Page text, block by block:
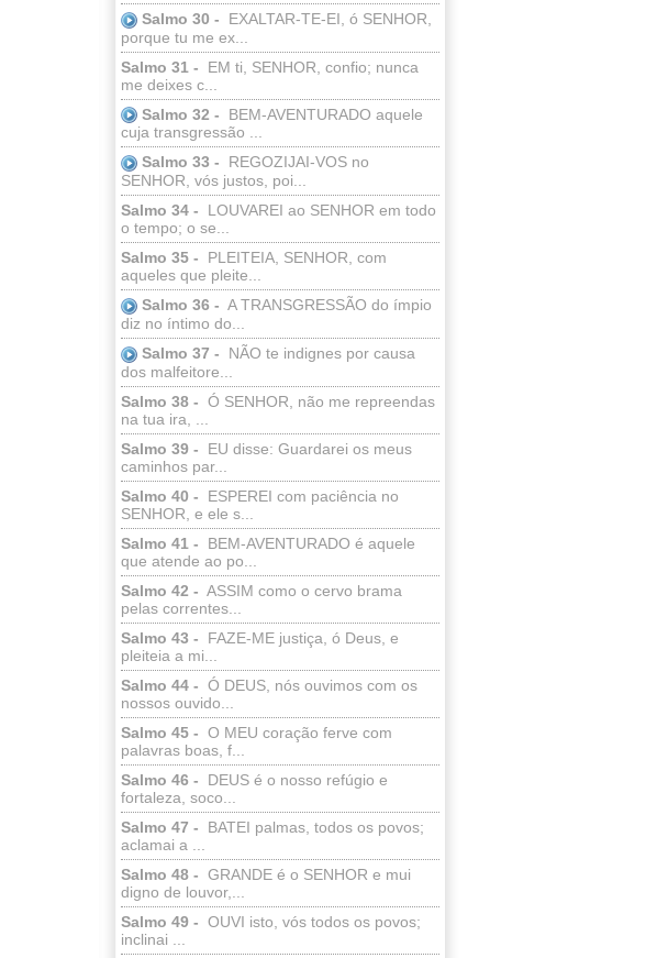
Salmo 30 -
EXALTAR-TE-EI, ó SENHOR,
porque tu me ex...
Salmo 31 -
EM ti, SENHOR, confio; nunca
me deixes c...
Salmo 32 -
BEM-AVENTURADO aquele
cuja transgressão ...
Salmo 33 -
REGOZIJAI-VOS no
SENHOR, vós justos, poi...
Salmo 34 -
LOUVAREI ao SENHOR em todo
o tempo; o se...
Salmo 35 -
PLEITEIA, SENHOR, com
aqueles que pleite...
Salmo 36 - A TRANSGRESSÃO do ímpio
diz no íntimo do...
Salmo 37 -
NÃO te indignes por causa
dos malfeitore...
Salmo 38 - Ó SENHOR, não me repreendas
na tua ira, ...
Salmo 39 -
EU disse: Guardarei os meus
caminhos par...
Salmo 40 -
ESPEREI com paciência no
SENHOR, e ele s...
Salmo 41 -
BEM-AVENTURADO é aquele
que atende ao po...
Salmo 42 - ASSIM como o cervo brama
pelas correntes...
Salmo 43 -
FAZE-ME justiça, ó Deus, e
pleiteia a mi...
Salmo 44 - Ó DEUS, nós ouvimos com os
nossos ouvido...
Salmo 45 - O MEU coração ferve com
palavras boas, f...
Salmo 46 -
DEUS é o nosso refúgio e
fortaleza, soco...
Salmo 47 -
BATEI palmas, todos os povos;
aclamai a ...
Salmo 48 - GRANDE é o SENHOR e mui
digno de louvor,...
Salmo 49 - OUVI isto, vós todos os povos;
inclinai ...